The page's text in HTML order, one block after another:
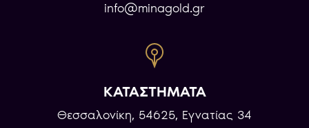
info@minagold.gr
ΚΑΤΑΣΤΗΜΑΤΑ
Θεσσαλονίκη, 54625, Εγνατίας 34